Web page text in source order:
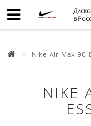
в
Nike Air Max 90
NIKE